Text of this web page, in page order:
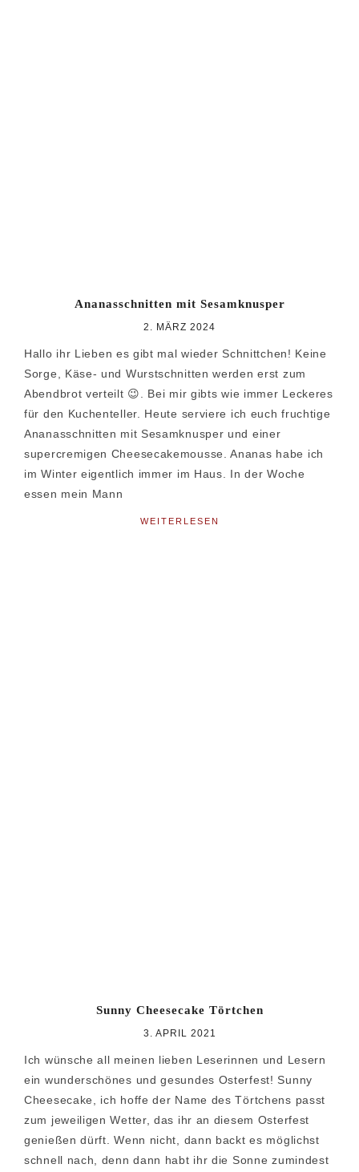
Ananasschnitten mit Sesamknusper
2. MÄRZ 2024
Hallo ihr Lieben es gibt mal wieder Schnittchen! Keine
Sorge, Käse- und Wurstschnitten werden erst zum
Abendbrot verteilt 😉. Bei mir gibts wie immer Leckeres
für den Kuchenteller. Heute serviere ich euch fruchtige
Ananasschnitten mit Sesamknusper und einer
supercremigen Cheesecakemousse. Ananas habe ich
im Winter eigentlich immer im Haus. In der Woche
essen mein Mann
WEITERLESEN
Sunny Cheesecake Törtchen
3. APRIL 2021
Ich wünsche all meinen lieben Leserinnen und Lesern
ein wunderschönes und gesundes Osterfest! Sunny
Cheesecake, ich hoffe der Name des Törtchens passt
zum jeweiligen Wetter, das ihr an diesem Osterfest
genießen dürft. Wenn nicht, dann backt es möglichst
schnell nach, denn dann habt ihr die Sonne zumindest